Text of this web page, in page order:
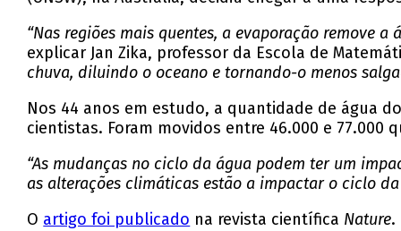
“Nas regiões mais quentes, a evaporação remove
explicar Jan Zika, professor da Escola de
chuva, diluindo o oceano e tornando-o menos
Nos 44 anos em estudo, a quantidade de água
cientistas. Foram movidos entre 46.000 e 77.000
“As mudanças no ciclo da água podem ter um
as alterações climáticas estão a impactar o ciclo
O artigo foi publicado na revista científica Nature.